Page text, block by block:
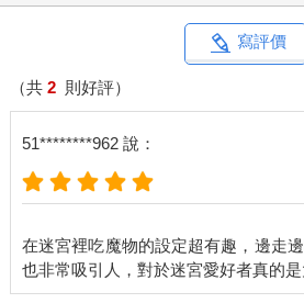
寫評價
（共 2 則好評）
51********962 說：
在迷宮裡吃魔物的設定超有趣，邊走